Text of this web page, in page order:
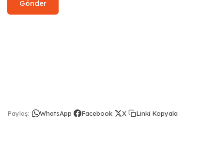
Paylaş: WhatsApp Facebook X Linki Kopyala